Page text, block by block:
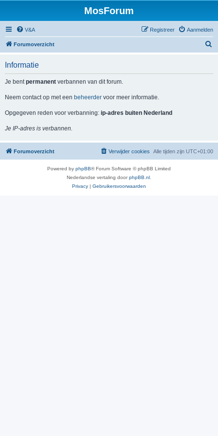
MosForum
V&A Aanmelden
Registreer
Forumoverzicht
Informatie
Je bentpermanent verbannen van dit forum.
Neem contact op met een beheerder voor meer informatie.
Opgegeven reden voor verbanning: ip-adres buiten Nederland
Je IP-adres is verbannen.
Forumoverzicht Alle tijden zijn UTC+01:00
Verwijder cookies
Powered by phpBB® Forum Software © phpBB Limited
Nederlandse vertaling doorphpBB.nl
Privacy | Gebruikersvoorwaarden